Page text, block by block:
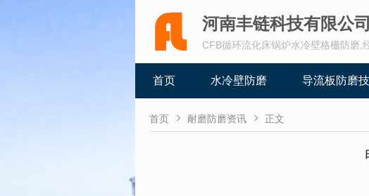
河南丰链科技有限公
CFB循环流化床锅炉水冷壁格栅防磨,
首页 水冷壁防磨 导流板防磨
首页  耐磨防磨资讯  正文